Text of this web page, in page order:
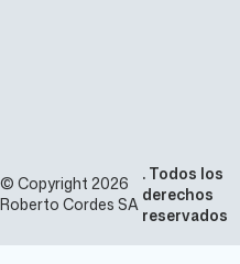
© Copyright 2026
Roberto Cordes SA
. Todos los
derechos
reservados